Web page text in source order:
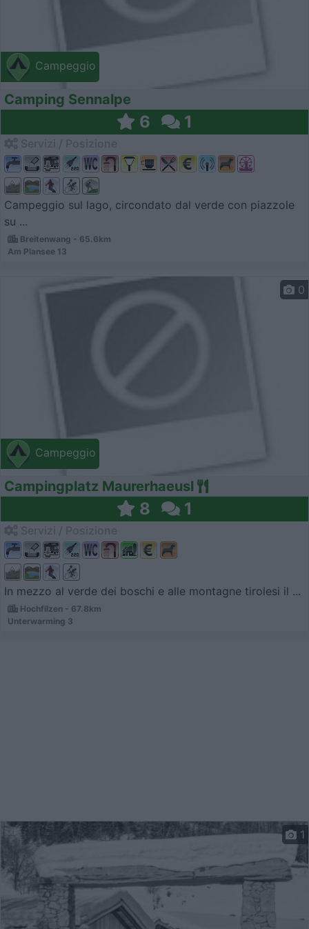
Campeggio
Camping Sennalpe
6 1
Campeggio sul lago, circondato dal verde con piazzole
su ...
Breitenwang - 65.6km
Am Plansee 13
Campeggio
0
Campingplatz Maurerhaeusl
8 1
In mezzo al verde dei boschi e alle montagne tirolesi il ...
Hochfilzen - 67.8km
Unterwarming 3
1